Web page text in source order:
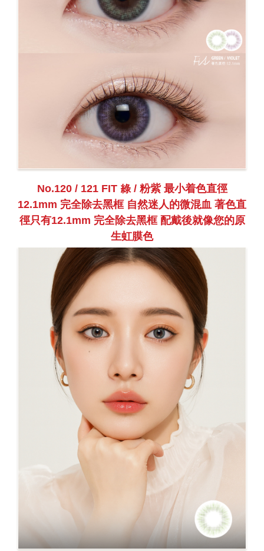
No.120 / 121 FIT 綠 / 粉紫 最小着色直徑
12.1mm 完全除去黑框 自然迷人的微混血 著色直
徑只有12.1mm 完全除去黑框 配戴後就像您的原
生虹膜色